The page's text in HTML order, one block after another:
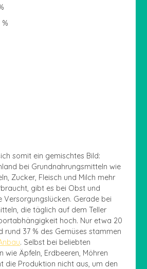
somit ein gemischtes Bild:
bei Grundnahrungsmitteln wie
Zucker, Fleisch und Milch mehr
gibt es bei Obst und
Versorgungslücken. Gerade bei
die täglich auf dem Teller
hoch. Nur etwa 20
rund 37 % des Gemüses stammen
. Selbst bei beliebten
wie Äpfeln, Erdbeeren, Möhren
die Produktion nicht aus, um den